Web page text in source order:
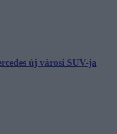
új városi SUV-ja